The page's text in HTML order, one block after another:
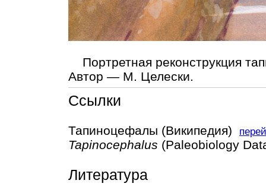
Портретная реконструкция
Автор — М. Целески.
Ссылки
Тапиноцефалы (Википедия)
Tapinocephalus (Paleobiology
Литература